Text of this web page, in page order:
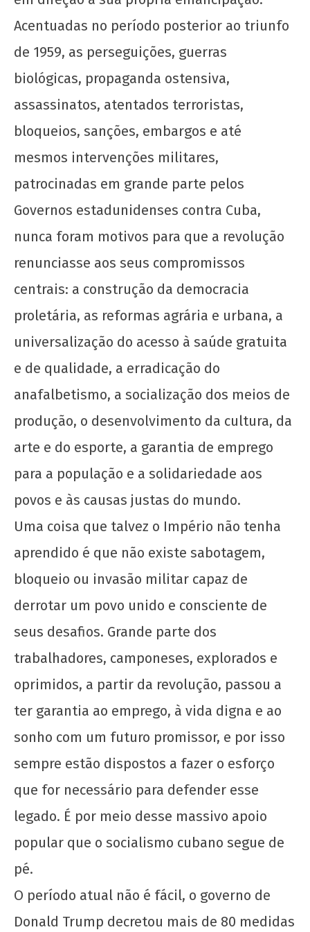
Acentuadas no período posterior ao triunfo
de 1959, as perseguições, guerras
biológicas, propaganda ostensiva,
assassinatos, atentados terroristas,
bloqueios, sanções, embargos e até
mesmos intervenções militares,
patrocinadas em grande parte pelos
Governos estadunidenses contra Cuba,
nunca foram motivos para que a revolução
renunciasse aos seus compromissos
centrais: a construção da democracia
proletária, as reformas agrária e urbana, a
universalização do acesso à saúde gratuita
e de qualidade, a erradicação do
anafalbetismo, a socialização dos meios de
produção, o desenvolvimento da cultura, da
arte e do esporte, a garantia de emprego
para a população e a solidariedade aos
povos e às causas justas do mundo.
Uma coisa que talvez o Império não tenha
aprendido é que não existe sabotagem,
bloqueio ou invasão militar capaz de
derrotar um povo unido e consciente de
seus desafios. Grande parte dos
trabalhadores, camponeses, explorados e
oprimidos, a partir da revolução, passou a
ter garantia ao emprego, à vida digna e ao
sonho com um futuro promissor, e por isso
sempre estão dispostos a fazer o esforço
que for necessário para defender esse
legado. É por meio desse massivo apoio
popular que o socialismo cubano segue de
pé.
O período atual não é fácil, o governo de
Donald Trump decretou mais de 80 medidas